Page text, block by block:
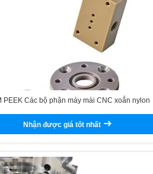
PEEK Các bộ phận máy mài CNC xoắn nylon
Nhận được giá tốt nhất